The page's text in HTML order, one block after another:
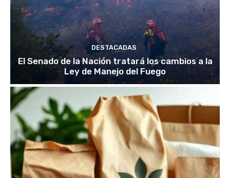
DESTACADAS
El Senado de la Nación tratará los cambios a la
Ley de Manejo del Fuego